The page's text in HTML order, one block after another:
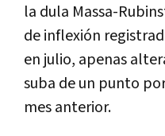
la dula Massa-
de inflexión
en julio, apenas
suba de un punto
mes anterior.